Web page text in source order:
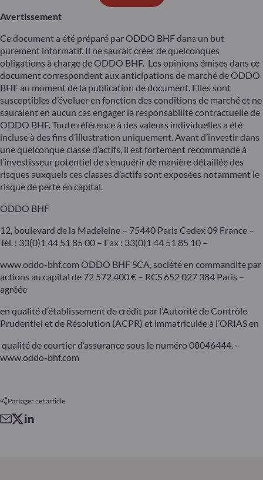
Avertissement
Ce document a été préparé par ODDO BHF dans un but
purement informatif. Il ne saurait créer de quelconques
obligations à charge de ODDO BHF. Les opinions émises dans ce
document correspondent aux anticipations de marché de ODDO
BHF au moment de la publication de document. Elles sont
susceptibles d’évoluer en fonction des conditions de marché et ne
sauraient en aucun cas engager la responsabilité contractuelle de
ODDO BHF. Toute référence à des valeurs individuelles a été
incluse à des fins d’illustration uniquement. Avant d’investir dans
une quelconque classe d’actifs, il est fortement recommandé à
l’investisseur potentiel de s’enquérir de manière détaillée des
risques auxquels ces classes d’actifs sont exposées notamment le
risque de perte en capital.
ODDO BHF
12, boulevard de la Madeleine – 75440 Paris Cedex 09 France –
Tél. : 33(0)1 44 51 85 00 – Fax : 33(0)1 44 51 85 10 –
www.oddo-bhf.com ODDO BHF SCA, société en commandite par
actions au capital de 72 572 400 € – RCS 652 027 384 Paris –
agréée
en qualité d’établissement de crédit par l’Autorité de Contrôle
Prudentiel et de Résolution (ACPR) et immatriculée à l’ORIAS en
qualité de courtier d’assurance sous le numéro 08046444. –
www.oddo-bhf.com
Partager cet article